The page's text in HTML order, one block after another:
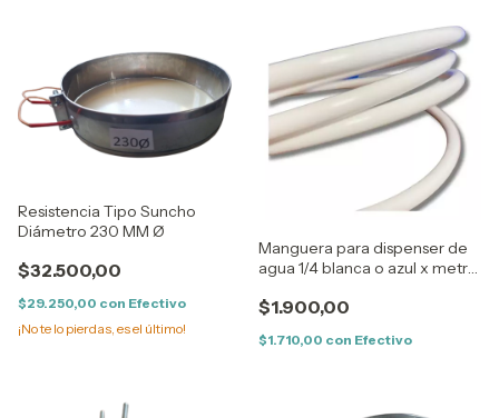
Resistencia Tipo Suncho
Diámetro 230 MM Ø
$32.500,00
$29.250,00 con Efectivo
¡No te lo pierdas, es el último!
Manguera para dispenser de
agua 1/4 blanca o azul x metro
$1.900,00
$1.710,00 con Efectivo